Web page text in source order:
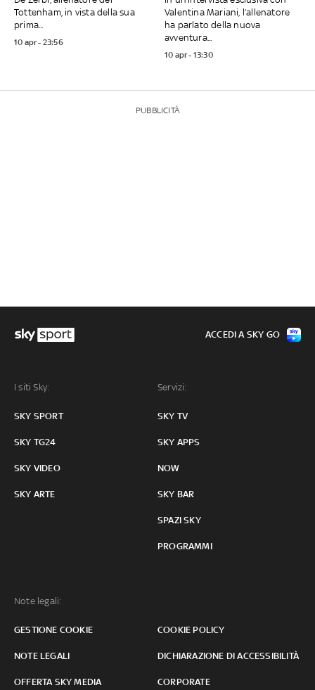
Tottenham, in vista della sua
prima...
10 apr - 23:56
Valentina Mariani, l’allenatore
ha parlato della nuova
avventura...
10 apr - 13:30
PUBBLICITÀ
I siti Sky:
SKY SPORT
SKY TG24
SKY VIDEO
SKY ARTE
Servizi:
SKY TV
SKY APPS
NOW
SKY BAR
SPAZI SKY
PROGRAMMI
Note legali:
GESTIONE COOKIE COOKIE POLICY
NOTE LEGALI DICHIARAZIONE DI ACCESSIBILITÀ
OFFERTA SKY MEDIA CORPORATE
ACCEDI A SKY GO